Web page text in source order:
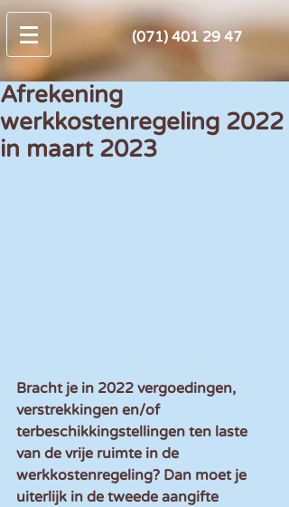
(071) 401 29 47
Afrekening
werkkostenregeling 2022
in maart 2023
Bracht je in 2022 vergoedingen,
verstrekkingen en/of
terbeschikkingstellingen ten laste
van de vrije ruimte in de
werkkostenregeling? Dan moet je
uiterlijk in de tweede aangifte